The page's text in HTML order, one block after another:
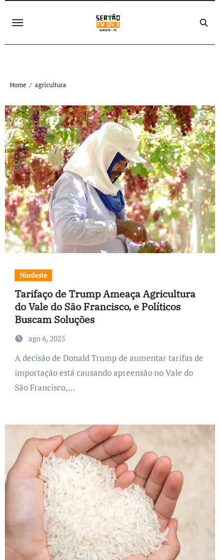
Home agricultura
Nordeste
Tarifaço de Trump Ameaça Agricultura
do Vale do São Francisco, e Políticos
Buscam Soluções
ago 6, 2025
A decisão de Donald Trump de aumentar tarifas de
importação está causando apreensão no Vale do
São Francisco,…